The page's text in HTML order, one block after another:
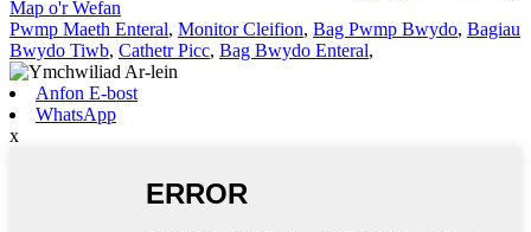
Map o'r Wefan
Pwmp Maeth Enteral, Monitor Cleifion, Bag Pwmp Bwydo, Bagiau
Bwydo Tiwb, Cathetr Picc, Bag Bwydo Enteral,
Anfon E-bost
WhatsApp
x